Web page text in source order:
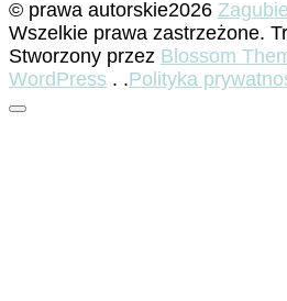
© prawa autorskie2026
Wszelkie prawa zastrzeżone.
Stworzony przez Blossom
WordPress . .Polityka